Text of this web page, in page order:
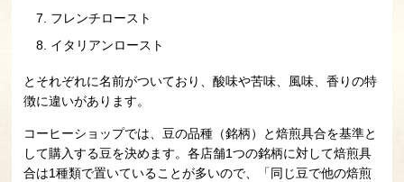
フレンチロースト
イタリアンロースト
とそれぞれに名前がついており、酸味や苦味、風味、香りの特
徴に違いがあります。
コーヒーショップでは、豆の品種（銘柄）と焙煎具合を基準と
して購入する豆を決めます。各店舗1つの銘柄に対して焙煎具
合は1種類で置いていることが多いので、「同じ豆で他の焙煎